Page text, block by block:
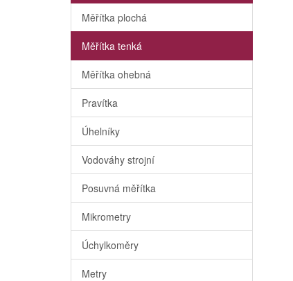
Měřítka plochá
Měřítka tenká
Měřítka ohebná
Pravítka
Úhelníky
Vodováhy strojní
Posuvná měřítka
Mikrometry
Úchylkoměry
Metry